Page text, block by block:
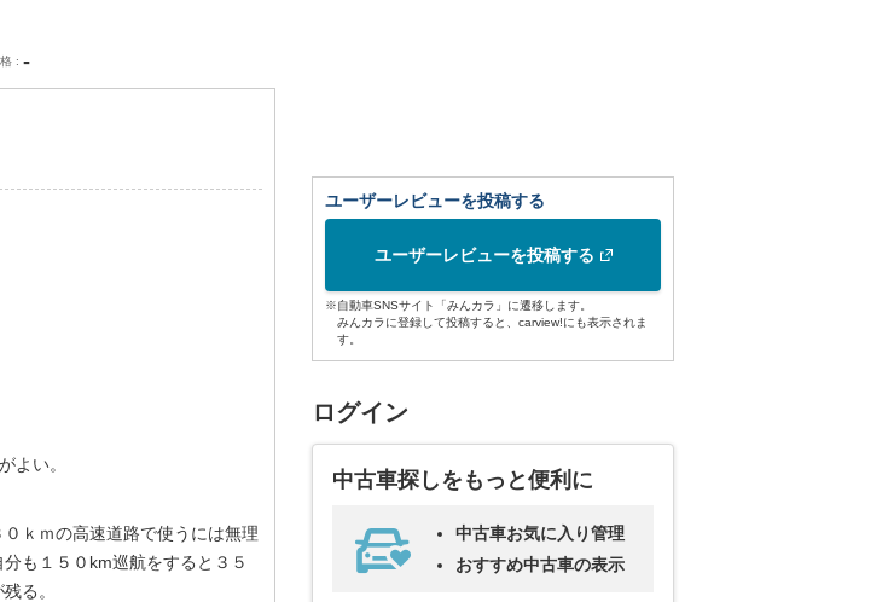
-
よい。
ｋｍの高速道路で使うには無理
も１５０km巡航をすると３５
る。
ユーザーレビューを投稿する
ユーザーレビューを投稿する
※自動車SNSサイト「みんカラ」に遷移します。
みんカラに登録して投稿すると、carview!にも表示されま
す。
ログイン
中古車探しをもっと便利に
中古車お気に入り管理
おすすめ中古車の表示